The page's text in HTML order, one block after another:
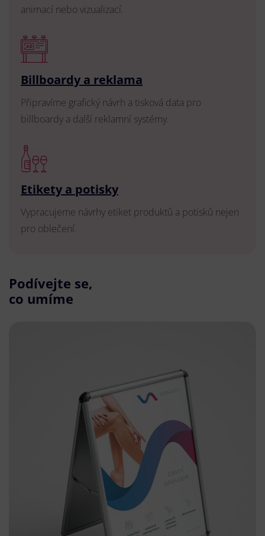
animací nebo vizualizací.
Billboardy a reklama
Připravíme grafický návrh a tisková data pro
billboardy a další reklamní systémy.
Etikety a potisky
Vypracujeme návrhy etiket produktů a potisků nejen
pro oblečení.
Podívejte se,
co umíme